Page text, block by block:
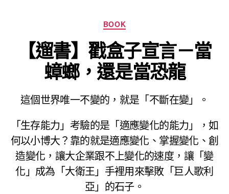
BOOK
【遛書】戳盒子宣言－當
蟑螂，還是當恐龍
這個世界唯一不變的，就是「不斷在變」。
「生存能力」考驗的是「適應變化的能力」，如
何以小博大？靠的就是適應變化、掌握變化、創
造變化，讓大企業跟不上變化的速度，讓「變
化」成為「大衛王」手裡用來擊敗「巨人歌利
亞」的石子。